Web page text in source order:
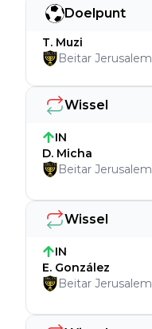
Wissel
IN
E. González
Beitar Jerusalem
Wissel
IN
D. Micha
Beitar Jerusalem
Doelpunt
T. Muzi
Beitar Jerusalem